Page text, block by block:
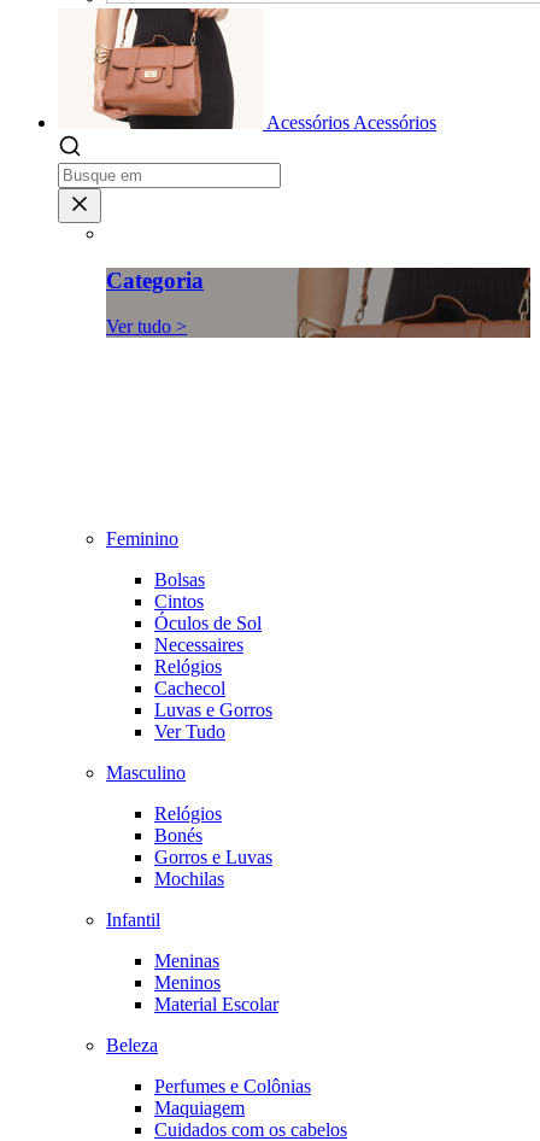
Acessórios Acessórios
Categoria
Ver tudo >
Feminino
Bolsas
Cintos
Óculos de Sol
Necessaires
Relógios
Cachecol
Luvas e Gorros
Ver Tudo
Masculino
Relógios
Bonés
Gorros e Luvas
Mochilas
Infantil
Meninas
Meninos
Material Escolar
Beleza
Perfumes e Colônias
Maquiagem
Cuidados com os cabelos